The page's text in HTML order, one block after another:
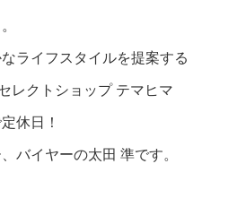
ライフスタイルを提案する
レクトショップ テマヒマ
休日！
バイヤーの太田 準です。